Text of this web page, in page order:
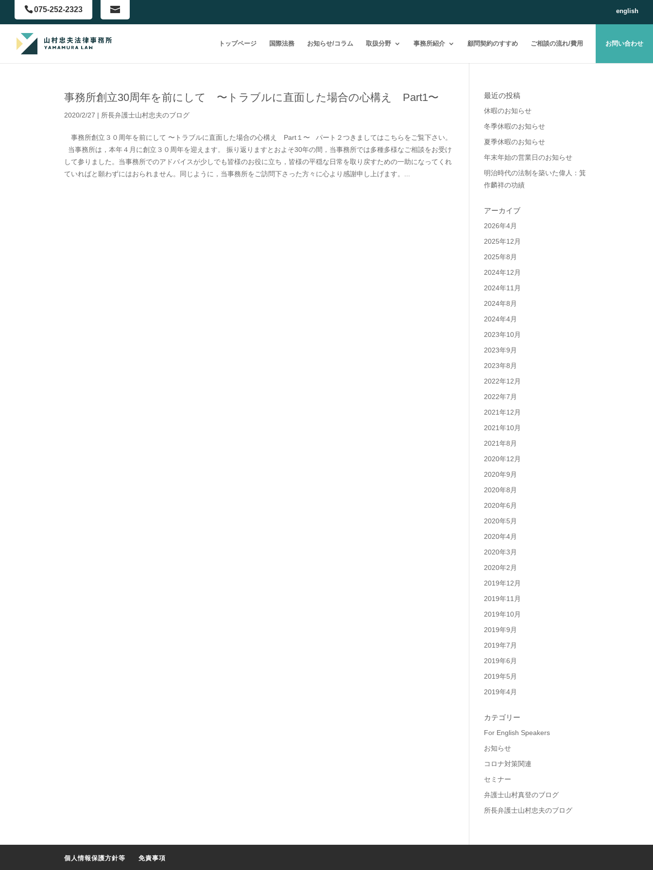
075-252-2323 english
トップページ 国際法務 お知らせ/コラム 取扱分野 事務所紹介 顧問契約のすすめ ご相談の流れ/費用 お問い合わせ
事務所創立30周年を前にして 〜トラブルに直面した場合の心構え Part1〜
2020/2/27 | 所長弁護士山村忠夫のブログ
事務所創立３０周年を前にして 〜トラブルに直面した場合の心構え Part１〜 パート２つきましてはこちらをご覧下さい。
当事務所は，本年４月に創立３０周年を迎えます。 振り返りますとおよそ30年の間，当事務所では多種多様なご相談をお受け
して参りました。当事務所でのアドバイスが少しでも皆様のお役に立ち，皆様の平穏な日常を取り戻すための一助になってくれ
ていればと願わずにはおられません。同じように，当事務所をご訪問下さった方々に心より感謝申し上げます。...
最近の投稿
休暇のお知らせ
冬季休暇のお知らせ
夏季休暇のお知らせ
年末年始の営業日のお知らせ
明治時代の法制を築いた偉人：箕
作麟祥の功績
アーカイブ
2026年4月
2025年12月
2025年8月
2024年12月
2024年11月
2024年8月
2024年4月
2023年10月
2023年9月
2023年8月
2022年12月
2022年7月
2021年12月
2021年10月
2021年8月
2020年12月
2020年9月
2020年8月
2020年6月
2020年5月
2020年4月
2020年3月
2020年2月
2019年12月
2019年11月
2019年10月
2019年9月
2019年7月
2019年6月
2019年5月
2019年4月
カテゴリー
For English Speakers
お知らせ
コロナ対策関連
セミナー
弁護士山村真登のブログ
所長弁護士山村忠夫のブログ
個人情報保護方針等 免責事項